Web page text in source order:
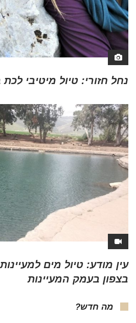
נחל חזורי: טיול מיטיבי
עין מודע: טיול מים
בצפון בעמק המעיינות
מה חדש?